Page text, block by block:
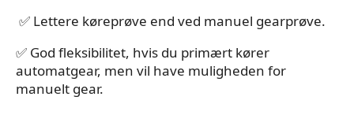
✅ Lettere køreprøve end ved manuel gearprøve.
✅ God fleksibilitet, hvis du primært kører
automatgear, men vil have muligheden for
manuelt gear.